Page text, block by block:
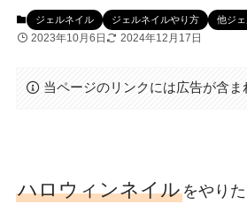
ジェルネイル ジェルネイルやり方 他ジ
2023年10月6日 2024年12月17日
当ページのリンクには広告が含ま
ハロウィンネイルをやり